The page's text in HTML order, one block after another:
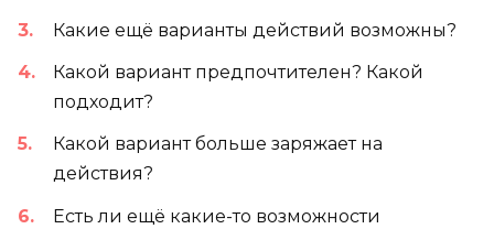
Какие ещё варианты действий возможны?
Какой вариант предпочтителен? Какой
подходит?
Какой вариант больше заряжает на
действия?
Есть ли ещё какие-то возможности